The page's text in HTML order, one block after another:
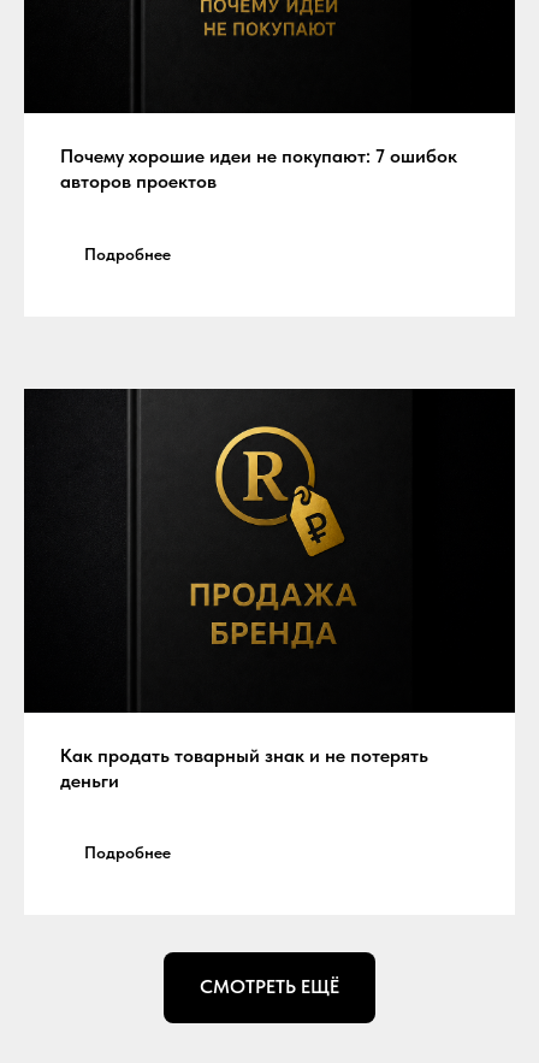
Почему хорошие идеи не покупают: 7 ошибок
авторов проектов
Подробнее
Как продать товарный знак и не потерять
деньги
Подробнее
СМОТРЕТЬ ЕЩЁ